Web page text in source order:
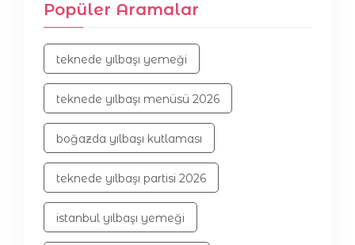
Popüler Aramalar
teknede yılbaşı yemeği
teknede yılbaşı menüsü 2026
boğazda yılbaşı kutlaması
teknede yılbaşı partisi 2026
istanbul yılbaşı yemeği